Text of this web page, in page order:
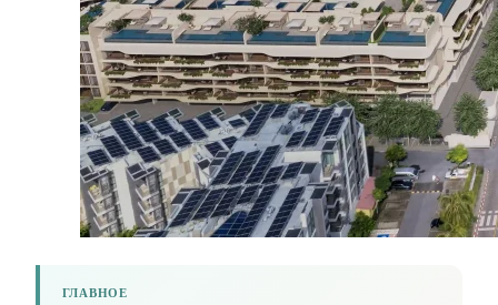
ГЛАВНОЕ